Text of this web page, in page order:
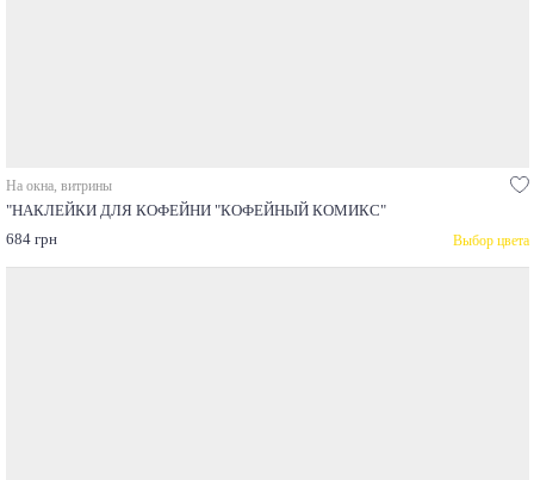
На окна, витрины
"НАКЛЕЙКИ ДЛЯ КОФЕЙНИ "КОФЕЙНЫЙ КОМИКС"
684 грн
Выбор цвета